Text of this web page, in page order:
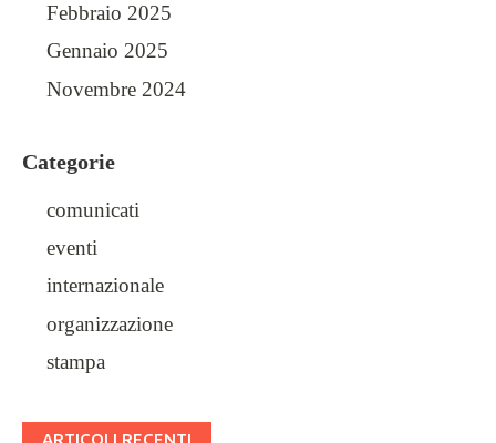
Febbraio 2025
Gennaio 2025
Novembre 2024
Categorie
comunicati
eventi
internazionale
organizzazione
stampa